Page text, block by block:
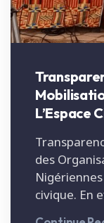
L’Espace
des
civique. En